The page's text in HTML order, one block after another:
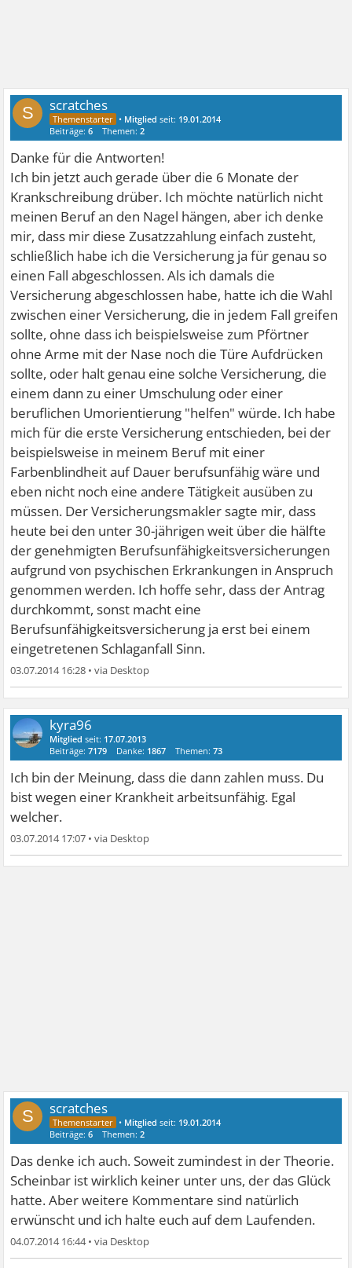
S scratches
• Mitglied seit: 19.01.2014
Beiträge:6 Themen:2
Danke für die Antworten!
Ich bin jetzt auch gerade über die 6 Monate der
Krankschreibung drüber. Ich möchte natürlich nicht
meinen Beruf an den Nagel hängen, aber ich denke
mir, dass mir diese Zusatzzahlung einfach zusteht,
schließlich habe ich die Versicherung ja für genau so
einen Fall abgeschlossen. Als ich damals die
Versicherung abgeschlossen habe, hatte ich die Wahl
zwischen einer Versicherung, die in jedem Fall greifen
sollte, ohne dass ich beispielsweise zum Pförtner
ohne Arme mit der Nase noch die Türe Aufdrücken
sollte, oder halt genau eine solche Versicherung, die
einem dann zu einer Umschulung oder einer
beruflichen Umorientierung "helfen" würde. Ich habe
mich für die erste Versicherung entschieden, bei der
beispielsweise in meinem Beruf mit einer
Farbenblindheit auf Dauer berufsunfähig wäre und
eben nicht noch eine andere Tätigkeit ausüben zu
müssen. Der Versicherungsmakler sagte mir, dass
heute bei den unter 30-jährigen weit über die hälfte
der genehmigten Berufsunfähigkeitsversicherungen
aufgrund von psychischen Erkrankungen in Anspruch
genommen werden. Ich hoffe sehr, dass der Antrag
durchkommt, sonst macht eine
Berufsunfähigkeitsversicherung ja erst bei einem
eingetretenen Schlaganfall Sinn.
03.07.2014 16:28 •
kyra96
Mitglied seit: 17.07.2013
Beiträge:7179 Danke: 1867 Themen:73
Ich bin der Meinung, dass die dann zahlen muss. Du
bist wegen einer Krankheit arbeitsunfähig. Egal
welcher.
03.07.2014 17:07 •
S scratches
• Mitglied seit: 19.01.2014
Beiträge:6 Themen:2
Das denke ich auch. Soweit zumindest in der Theorie.
Scheinbar ist wirklich keiner unter uns, der das Glück
hatte. Aber weitere Kommentare sind natürlich
erwünscht und ich halte euch auf dem Laufenden.
04.07.2014 16:44•